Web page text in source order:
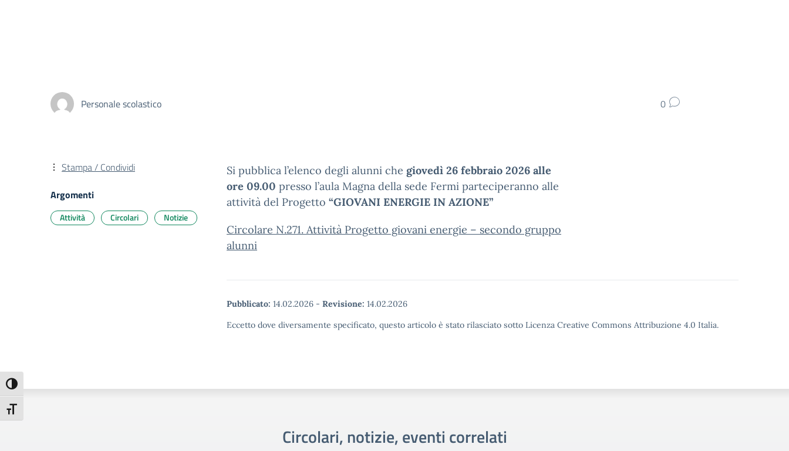
Attiva/disattiva alto contrasto
Attiva/disattiva dimensione testo
Personale scolastico 0
Si pubblica l’elenco degli alunni che giovedì 26 febbraio 2026 alle
ore 09.00 presso l’aula Magna della sede Fermi parteciperanno alle
attività del Progetto “GIOVANI ENERGIE IN AZIONE”
Circolare N.271. Attività Progetto giovani energie – secondo gruppo
alunni
Pubblicato: 14.02.2026 - Revisione: 14.02.2026
Eccetto dove diversamente specificato, questo articolo è stato rilasciato sotto Licenza Creative Commons Attribuzione 4.0 Italia.
Stampa / Condividi
Argomenti
Attività Circolari Notizie
Circolari, notizie, eventi correlati